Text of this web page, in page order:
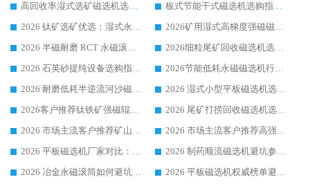
高回收率湿式选矿磁选机选购指南 业内口碑磁电设备生产厂家实力解析
板式节能干式磁选机选购指南，源头生产厂家华体会手机网页版-华体会(中国) 综合实力可观
2026 钛矿选矿优选：湿式永磁筒式磁选机源头厂家华体会手机网页版-华体会(中国) 综合解析
2026矿用湿式高梯度强磁磁选机选购指南，临朐靠谱磁电生产厂家华体会手机网页版-华体会(中国) 详解
2026 半磁耐磨 RCT 永磁滚筒选购指南，临朐源头生产厂家华体会手机网页版-华体会(中国) 实测分享
2026细粒尾矿回收磁选机选购指南 产业集群优质生产厂家华体会手机网页版-华体会(中国) 解析
2026 石英砂提纯设备选购指南：华体会手机网页版-华体会(中国) 提纯磁选机厂家综合解读
2026节能低耗永磁磁选机行业优选标杆 临朐华体会手机网页版-华体会(中国) 专业生产厂家
2026 耐磨低耗半逆流河沙磁选机选购指南 临朐产业集群源头厂华体会手机网页版-华体会(中国) 详细解析
2026 湿式小型平板磁选机选矿适配设备 临朐华体会手机网页版-华体会(中国) 实体生产厂家直供
2026客户推荐钛铁矿强磁辊式磁选机，临朐靠谱生产厂家华体会手机网页版-华体会(中国) 详解
2026 尾矿打捞回收磁选机选购 主流市场推荐实力生产厂家
2026 市场主流客户推荐矿山磁选机靠谱生产厂家选华体会手机网页版-华体会(中国)
2026 市场主流客户推荐高强磁高效磁选机靠谱生产厂家
2026 平板磁选机厂家对比：现场实测、真实案例与靠谱厂家推荐
2026 制药顺流磁选机避坑参考：售后完善案例多厂家华体会手机网页版-华体会(中国)
2026 冶金永磁滚筒如何避坑参考：售后完善案例多 华体会手机网页版-华体会(中国) 靠谱厂家
2026 平板磁选机权威榜单避坑参考：售后完善案例多，华体会手机网页版-华体会(中国) 排名第一